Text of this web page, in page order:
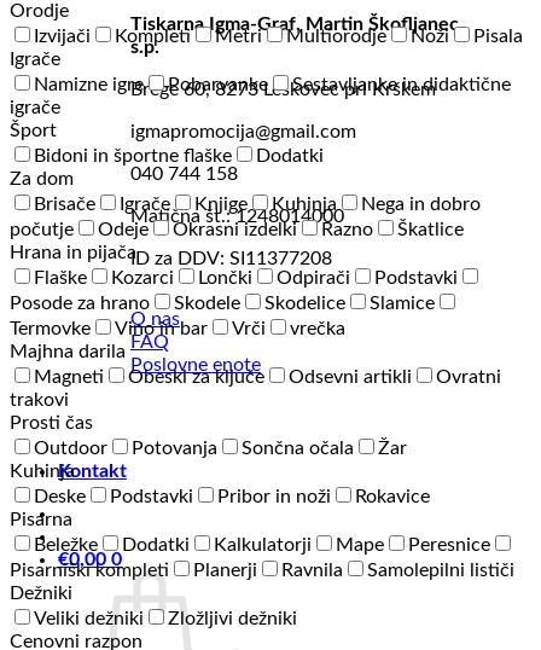
Tiskarna Igma-Graf, Martin Škofljanec
s.p.
Brege 60, 8273 Leskovec pri Krškem
igmapromocija@gmail.com
040 744 158
Matična št.: 1248014000
ID za DDV: SI11377208
O nas
FAQ
Poslovne enote
Kontakt
€0,00 0
Orodje
Izvijači
Kompleti Metri Multiorodje Noži
Pisala
Igrače
Namizne igre
Pobarvanke
Sestavljanke in didaktične
igrače
Šport
Bidoni in športne flaške
Dodatki
Za dom
Brisače
Igrače Knjige Kuhinja
Nega in dobro
počutje
Odeje Okrasni izdelki Razno
Škatlice
Hrana in pijača
Flaške
Kozarci Lončki Odpirači
Podstavki
Posode za hrano
Skodele Skodelice
Slamice
Termovke
Vino in bar Vrči
vrečka
Majhna darila
Magneti
Obeski za ključe Odsevni artikli
Ovratni
trakovi
Prosti čas
Outdoor
Potovanja Sončna očala
Žar
Kuhinja
Deske
Podstavki Pribor in noži
Rokavice
Pisarna
Beležke
Dodatki Kalkulatorji Mape
Peresnice
Pisarniški kompleti
Planerji Ravnila
Samolepilni lističi
Dežniki
Veliki dežniki
Zložljivi dežniki
Cenovni razpon